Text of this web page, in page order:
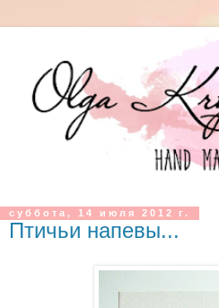
суббота, 14 июля 2012 г.
Птичьи напевы...